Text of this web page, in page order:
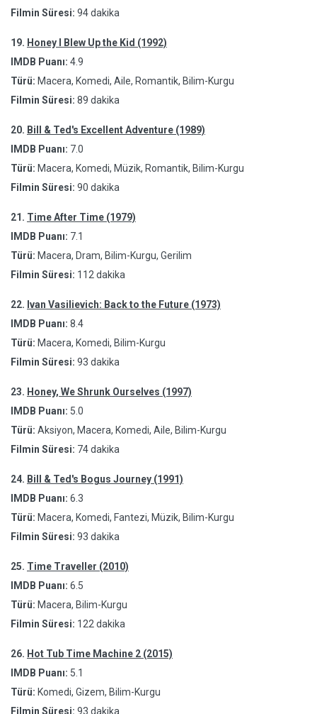
Filmin Süresi: 94 dakika
19. Honey I Blew Up the Kid (1992)
IMDB Puanı: 4.9
Türü: Macera, Komedi, Aile, Romantik, Bilim-Kurgu
Filmin Süresi: 89 dakika
20. Bill & Ted's Excellent Adventure (1989)
IMDB Puanı: 7.0
Türü: Macera, Komedi, Müzik, Romantik, Bilim-Kurgu
Filmin Süresi: 90 dakika
21. Time After Time (1979)
IMDB Puanı: 7.1
Türü: Macera, Dram, Bilim-Kurgu, Gerilim
Filmin Süresi: 112 dakika
22. Ivan Vasilievich: Back to the Future (1973)
IMDB Puanı: 8.4
Türü: Macera, Komedi, Bilim-Kurgu
Filmin Süresi: 93 dakika
23. Honey, We Shrunk Ourselves (1997)
IMDB Puanı: 5.0
Türü: Aksiyon, Macera, Komedi, Aile, Bilim-Kurgu
Filmin Süresi: 74 dakika
24. Bill & Ted's Bogus Journey (1991)
IMDB Puanı: 6.3
Türü: Macera, Komedi, Fantezi, Müzik, Bilim-Kurgu
Filmin Süresi: 93 dakika
25. Time Traveller (2010)
IMDB Puanı: 6.5
Türü: Macera, Bilim-Kurgu
Filmin Süresi: 122 dakika
26. Hot Tub Time Machine 2 (2015)
IMDB Puanı: 5.1
Türü: Komedi, Gizem, Bilim-Kurgu
Filmin Süresi: 93 dakika